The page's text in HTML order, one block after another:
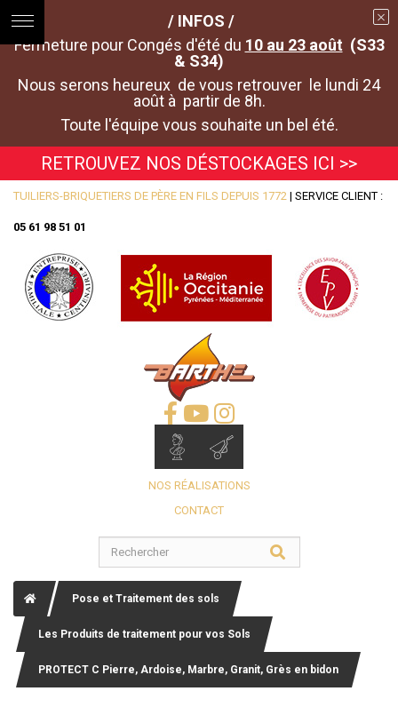
/ INFOS /
Fermeture pour Congés d'été du 10 au 23 août (S33
& S34)
Nous serons heureux de vous retrouver le lundi 24
août à partir de 8h.
Toute l'équipe vous souhaite un bel été.
RETROUVEZ NOS DÉSTOCKAGES ICI >>
TUILIERS-BRIQUETIERS DE PÈRE EN FILS DEPUIS 1772 | SERVICE CLIENT :
05 61 98 51 01
NOS RÉALISATIONS
CONTACT
Pose et Traitement des sols
Les Produits de traitement pour vos Sols
PROTECT C Pierre, Ardoise, Marbre, Granit, Grès en bidon